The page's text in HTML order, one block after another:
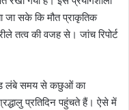
जा सके कि मौत प्राकृतिक
तत्व की वजह से। जांच रिपोर्ट
कुंड लंबे समय से कछुओं का
प्रतिदिन पहुंचते हैं। ऐसे में